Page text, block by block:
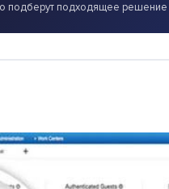
подберут подходящее